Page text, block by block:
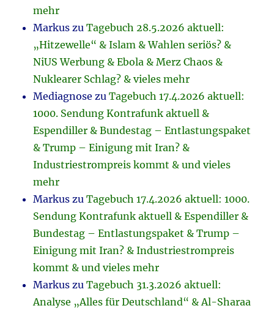
mehr
Markus zuTagebuch 28.5.2026 aktuell:
„Hitzewelle“ & Islam & Wahlen seriös? &
NiUS Werbung & Ebola & Merz Chaos &
Nuklearer Schlag? & vieles mehr
Mediagnose zuTagebuch 17.4.2026 aktuell:
1000. Sendung Kontrafunk aktuell &
Espendiller & Bundestag – Entlastungspaket
& Trump – Einigung mit Iran? &
Industriestrompreis kommt & und vieles
mehr
Markus zuTagebuch 17.4.2026 aktuell: 1000.
Sendung Kontrafunk aktuell & Espendiller &
Bundestag – Entlastungspaket & Trump –
Einigung mit Iran? & Industriestrompreis
kommt & und vieles mehr
Markus zuTagebuch 31.3.2026 aktuell:
Analyse „Alles für Deutschland“ & Al-Sharaa